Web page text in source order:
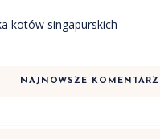
kotów singapurskich
NAJNOWSZE